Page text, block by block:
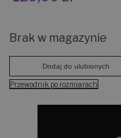
Brak w magazynie
Dodaj do ulubionych
Przewodnik po rozmiarach